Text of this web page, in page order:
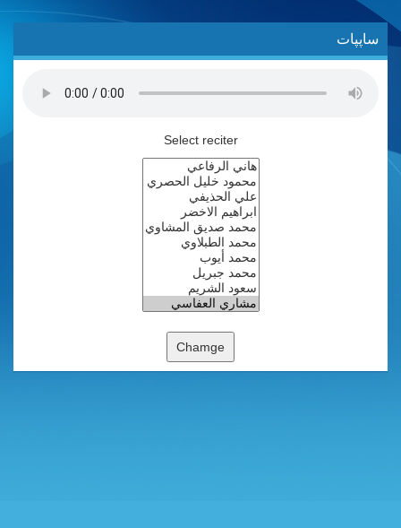
ساپپات
Select reciter